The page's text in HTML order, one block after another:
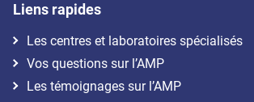
Liens rapides
Les centres et laboratoires spécialisés
Vos questions sur l’AMP
Les témoignages sur l’AMP